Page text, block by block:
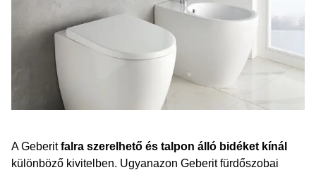
A Geberitfalra szerelhető és talpon álló bidéket kínál
különböző kivitelben. Ugyanazon Geberit fürdőszobai